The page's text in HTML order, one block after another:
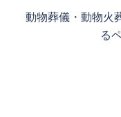
動物葬儀・動物火
る